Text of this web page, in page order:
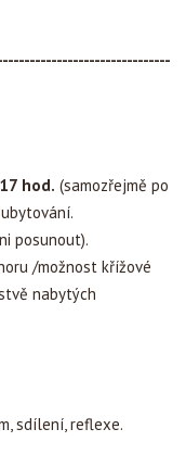
hod. (samozřejmě po
posunout).
/možnost křížové
nabytých
sdílení, reflexe.